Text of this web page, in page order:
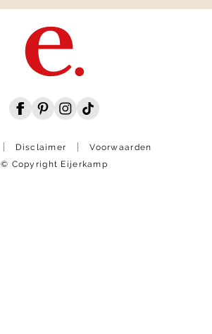
Disclaimer
Voorwaarden
© Copyright Eijerkamp